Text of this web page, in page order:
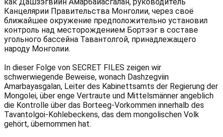
Канцелярии Правительства Монголии, через своё
ближайшее окружение предположительно установил
контроль над месторождением Бортээг в составе
угольного бассейна Тавантолгой, принадлежащего
народу Монголии.
In dieser Folge von SECRET FILES zeigen wir
schwerwiegende Beweise, wonach Dashzegviin
Amarbayasgalan, Leiter des Kabinettsamts der Regierung der
Mongolei, über enge Vertraute und Mittelsmänner angeblich
die Kontrolle über das Borteeg-Vorkommen innerhalb des
Tavantolgoi-Kohlebeckens, das dem mongolischen Volk
gehört, übernommen hat.